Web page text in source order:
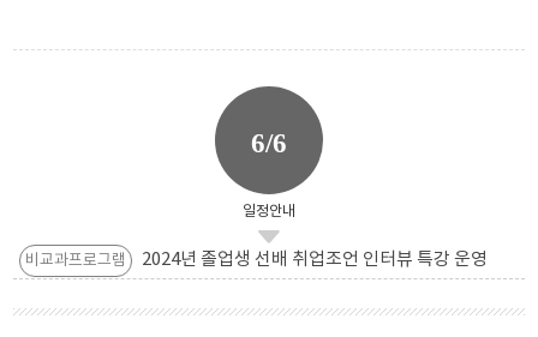
6/6
일정안내
비교과프로그램 2024년 졸업생 선배 취업조언 인터뷰 특강 운영